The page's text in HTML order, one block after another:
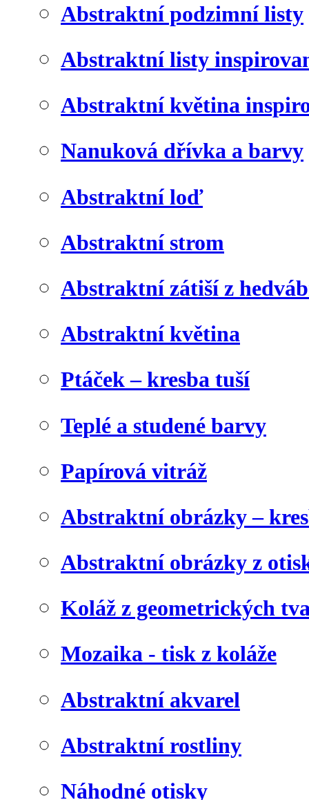
Abstraktní podzimní listy
Abstraktní listy
Abstraktní květina
Nanuková dřívka a barvy
Abstraktní loď
Abstraktní strom
Abstraktní zátiší z
Abstraktní květina
Ptáček – kresba tuší
Teplé a studené barvy
Papírová vitráž
Abstraktní obrázky –
Abstraktní obrázky z
Koláž z geometrických
Mozaika - tisk z koláže
Abstraktní akvarel
Abstraktní rostliny
Náhodné otisky